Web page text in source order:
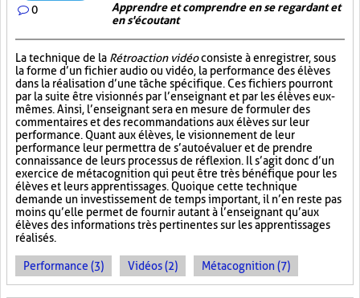
0
Apprendre et comprendre en se regardant et
en s'écoutant
La technique de la Rétroaction vidéoconsiste à enregistrer, sous
la forme d’un fichier audio ou vidéo, la performance des élèves
dans la réalisation d’une tâche spécifique. Ces fichiers pourront
par la suite être visionnés par l’enseignant et par les élèves eux-
mêmes. Ainsi, l’enseignant sera en mesure de formuler des
commentaires et des recommandations aux élèves sur leur
performance. Quant aux élèves, le visionnement de leur
performance leur permettra de s’autoévaluer et de prendre
connaissance de leurs processus de réflexion. Il s’agit donc d’un
exercice de métacognition qui peut être très bénéfique pour les
élèves et leurs apprentissages. Quoique cette technique
demande un investissement de temps important, il n’en reste pas
moins qu’elle permet de fournir autant à l’enseignant qu’aux
élèves des informations très pertinentes sur les apprentissages
réalisés.
Performance (3) Vidéos (2) Métacognition (7)